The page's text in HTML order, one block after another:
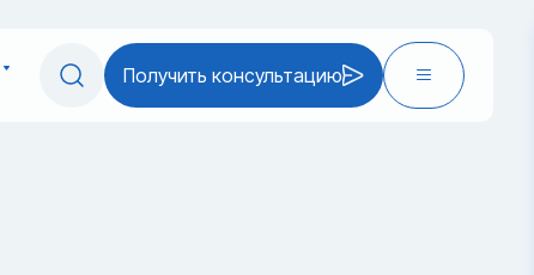
Получить консультацию